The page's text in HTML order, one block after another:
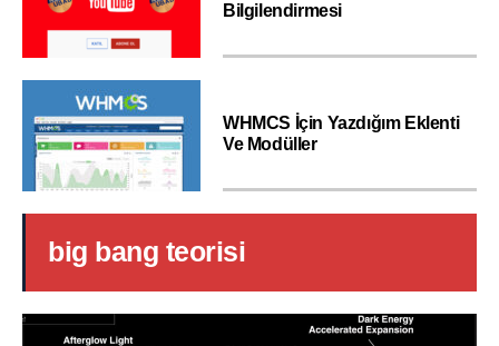
Bilgilendirmesi
WHMCS İçin Yazdığım Eklenti
Ve Modüller
big bang teorisi